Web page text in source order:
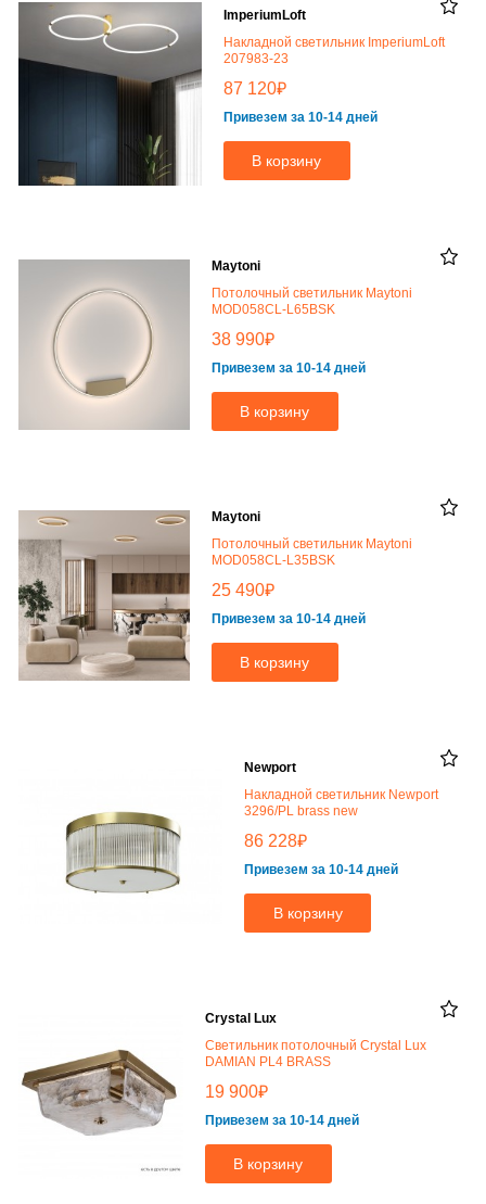
ImperiumLoft
Накладной светильник ImperiumLoft
207983-23
87 120₽
Привезем за 10-14 дней
В корзину
Maytoni
Потолочный светильник Maytoni
MOD058CL-L65BSK
38 990₽
Привезем за 10-14 дней
В корзину
Maytoni
Потолочный светильник Maytoni
MOD058CL-L35BSK
25 490₽
Привезем за 10-14 дней
В корзину
Newport
Накладной светильник Newport
3296/PL brass new
86 228₽
Привезем за 10-14 дней
В корзину
Crystal Lux
Светильник потолочный Crystal Lux
DAMIAN PL4 BRASS
19 900₽
Привезем за 10-14 дней
В корзину